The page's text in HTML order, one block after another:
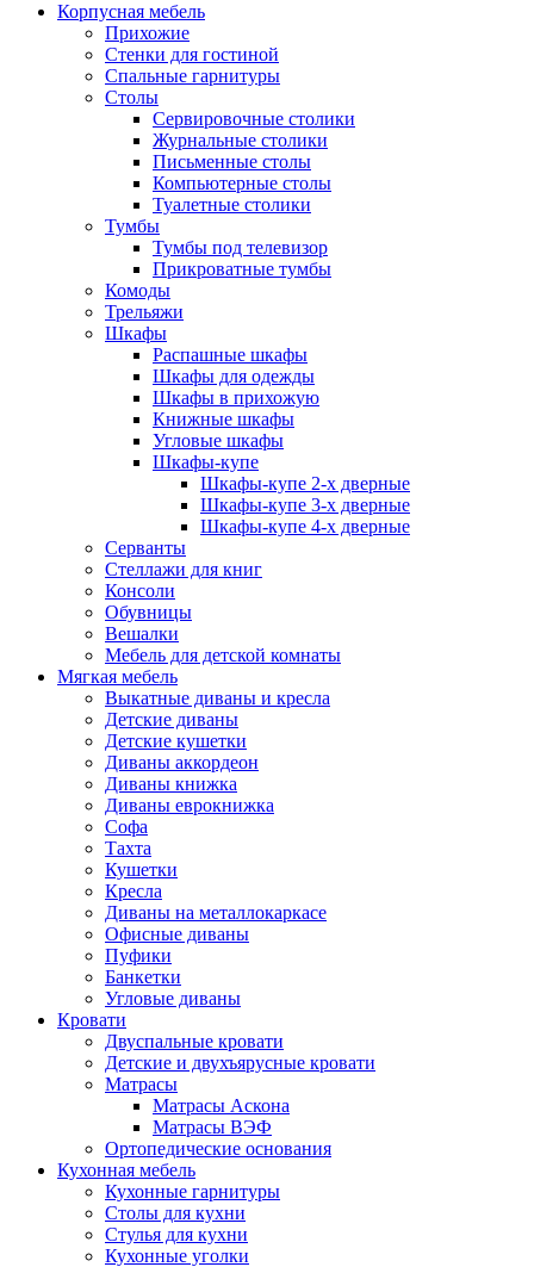
Корпусная мебель
Прихожие
Стенки для гостиной
Спальные гарнитуры
Столы
Сервировочные столики
Журнальные столики
Письменные столы
Компьютерные столы
Туалетные столики
Тумбы
Тумбы под телевизор
Прикроватные тумбы
Комоды
Трельяжи
Шкафы
Распашные шкафы
Шкафы для одежды
Шкафы в прихожую
Книжные шкафы
Угловые шкафы
Шкафы-купе
Шкафы-купе 2-x дверные
Шкафы-купе 3-х дверные
Шкафы-купе 4-х дверные
Серванты
Стеллажи для книг
Консоли
Обувницы
Вешалки
Мебель для детской комнаты
Мягкая мебель
Выкатные диваны и кресла
Детские диваны
Детские кушетки
Диваны аккордеон
Диваны книжка
Диваны еврокнижка
Софа
Тахта
Кушетки
Кресла
Диваны на металлокаркасе
Офисные диваны
Пуфики
Банкетки
Угловые диваны
Кровати
Двуспальные кровати
Детские и двухъярусные кровати
Матрасы
Матрасы Аскона
Матрасы ВЭФ
Ортопедические основания
Кухонная мебель
Кухонные гарнитуры
Столы для кухни
Стулья для кухни
Кухонные уголки